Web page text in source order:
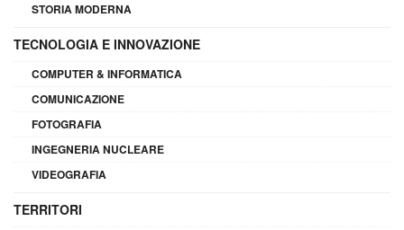
STORIA MODERNA
TECNOLOGIA E INNOVAZIONE
COMPUTER & INFORMATICA
COMUNICAZIONE
FOTOGRAFIA
INGEGNERIA NUCLEARE
VIDEOGRAFIA
TERRITORI